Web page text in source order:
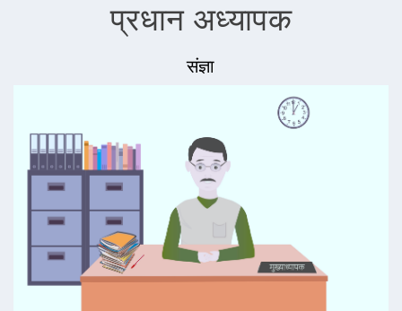
प्रधान अध्यापक
संज्ञा